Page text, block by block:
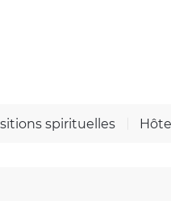
spirituelles